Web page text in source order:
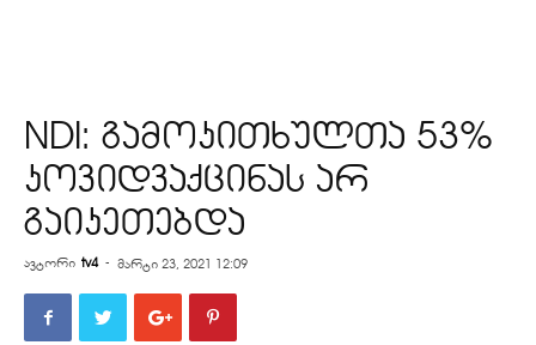
NDI: გამოკითხულთა 53%
კოვიდვაქცინას არ
გაიკეთებდა
ავტორი tv4 - მარტი 23, 2021 12:09